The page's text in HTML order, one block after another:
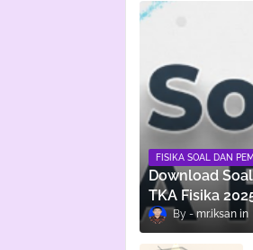
FISIKA SOAL DAN
Download
TKA Fisika
mr.iksan